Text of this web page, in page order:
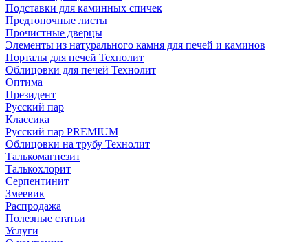
Подставки для каминных спичек
Предтопочные листы
Прочистные дверцы
Элементы из натурального камня для печей и каминов
Порталы для печей Технолит
Облицовки для печей Технолит
Оптима
Президент
Русский пар
Классика
Русский пар PREMIUM
Облицовки на трубу Технолит
Талькомагнезит
Талькохлорит
Серпентинит
Змеевик
Распродажа
Полезные статьи
Услуги